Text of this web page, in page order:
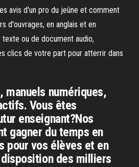
avis d'un pro du jeûne et comment
d'ouvrages, en anglais et en
ou de document audio,
clics de votre part pour atterrir dans
manuels numériques,
Vous êtes
enseignant?Nos
gagner du temps en
pour vos élèves et en
des milliers